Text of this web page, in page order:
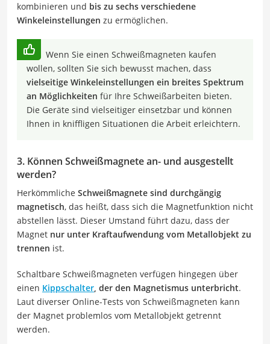
kombinieren und bis zu sechs verschiedene
Winkeleinstellungen zu ermöglichen.
Wenn Sie einen Schweißmagneten kaufen
wollen, sollten Sie sich bewusst machen, dass
vielseitige Winkeleinstellungen ein breites Spektrum
an Möglichkeiten für Ihre Schweißarbeiten bieten.
Die Geräte sind vielseitiger einsetzbar und können
Ihnen in kniffligen Situationen die Arbeit erleichtern.
3. Können Schweißmagnete an- und ausgestellt
werden?
Herkömmliche Schweißmagnete sind durchgängig
magnetisch, das heißt, dass sich die Magnetfunktion nicht
abstellen lässt. Dieser Umstand führt dazu, dass der
Magnet nur unter Kraftaufwendung vom Metallobjekt zu
trennen ist.
Schaltbare Schweißmagneten verfügen hingegen über
einen Kippschalter, der den Magnetismus unterbricht.
Laut diverser Online-Tests von Schweißmagneten kann
der Magnet problemlos vom Metallobjekt getrennt
werden.